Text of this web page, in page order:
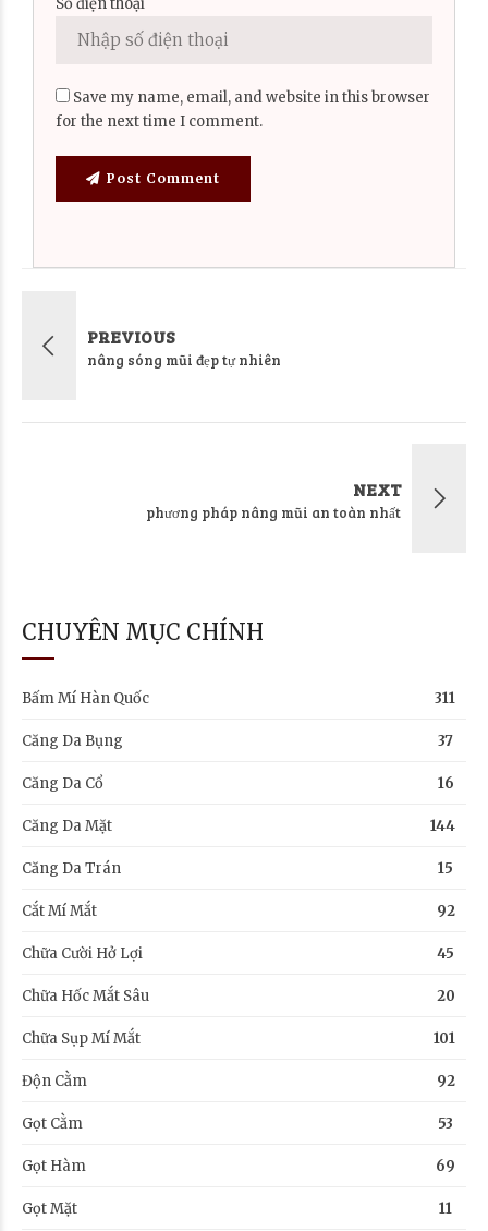
Save my name, email, and website in this browser
for the next time I comment.
Post Comment
PREVIOUS
nâng sóng mũi đẹp tự nhiên
NEXT
phương pháp nâng mũi an toàn nhất
CHUYÊN MỤC CHÍNH
Bấm Mí Hàn Quốc 311
Căng Da Bụng 37
Căng Da Cổ 16
Căng Da Mặt 144
Căng Da Trán 15
Cắt Mí Mắt 92
Chữa Cười Hở Lợi 45
Chữa Hốc Mắt Sâu 20
Chữa Sụp Mí Mắt 101
Độn Cằm 92
Gọt Cằm 53
Gọt Hàm 69
Gọt Mặt 11